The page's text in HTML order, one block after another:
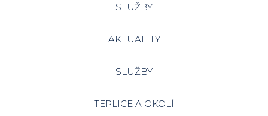
SLUŽBY
AKTUALITY
SLUŽBY
TEPLICE A OKOLÍ